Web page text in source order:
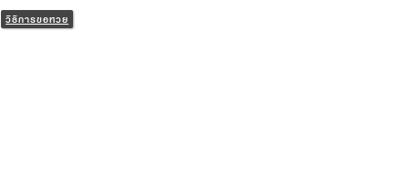
ใหญ่ หลายองค์ หรือพระพุทธรูปลอยน้ำ ล้วนแล้วคือความฝันเห็นพระพุทธรูป พระพุทธรูปสื่อถึง
ความหมายอันเป็นมงคล ส่วนใหญ่การฝันเห็นพระพุทธรูปมักเป็นลางดี หรือถ้าร้ายก็แค่เตือน
วิธีการขอหวย